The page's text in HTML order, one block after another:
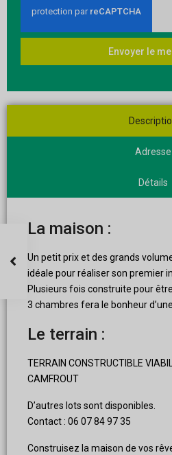
Envoyer le
Adresse
Détails
La maison :
Un petit prix et des grands
idéale pour réaliser son premier
Plusieurs fois construite pour
3 chambres fera le bonheur
Le terrain :
TERRAIN CONSTRUCTIBLE
CAMFROUT
D’autres lots sont disponibles.
Contact : 06 07 84 97 35
Construisez la maison de vos